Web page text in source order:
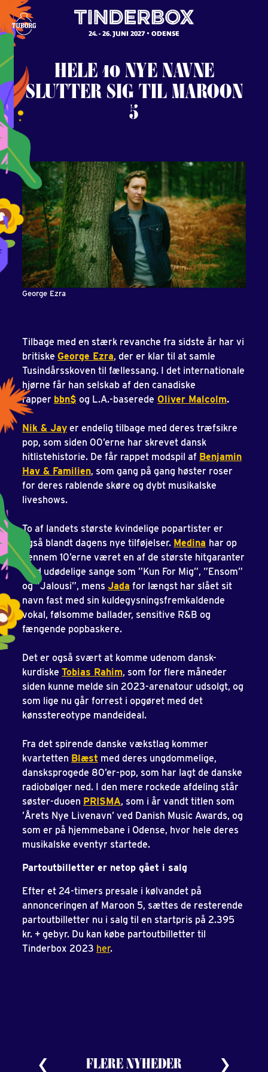
24. - 26. JUNI 2027 ODENSE
HELE10NYENAVNE
SLUTTER SIGTILMAROON
5
George Ezra
Tilbage med en stærk revanche fra sidste år har vi
britiske George Ezra, der er klar til at samle
Tusindårsskoven til fællessang. I det internationale
hjørne får han selskab af den canadiske
rapper bbn$ og L.A.-baserede Oliver Malcolm.
Nik & Jay er endelig tilbage med deres træfsikre
pop, som siden 00’erne har skrevet dansk
hitlistehistorie. De får rappet modspil af Benjamin
Hav & Familien, som gang på gang høster roser
for deres rablende skøre og dybt musikalske
liveshows.
To af landets største kvindelige popartister er
også blandt dagens nye tilføjelser. Medina har op
gennem 10’erne været en af de største hitgaranter
med udødelige sange som ”Kun For Mig”, ”Ensom”
og ”Jalousi”, mens Jada for længst har slået sit
navn fast med sin kuldegysningsfremkaldende
vokal, følsomme ballader, sensitive R&B og
fængende popbaskere.
Det er også svært at komme udenom dansk-
kurdiske Tobias Rahim, som for flere måneder
siden kunne melde sin 2023-arenatour udsolgt, og
som lige nu går forrest i opgøret med det
kønsstereotype mandeideal.
Fra det spirende danske vækstlag kommer
kvartetten Blæst med deres ungdommelige,
dansksprogede 80’er-pop, som har lagt de danske
radiobølger ned. I den mere rockede afdeling står
søster-duoen PRISMA, som i år vandt titlen som
’Årets Nye Livenavn’ ved Danish Music Awards, og
som er på hjemmebane i Odense, hvor hele deres
musikalske eventyr startede.
Partoutbilletter er netop gået i salg
Efter et 24-timers presale i kølvandet på
annonceringen af Maroon 5, sættes de resterende
partoutbilletter nu i salg til en startpris på 2.395
kr. + gebyr. Du kan købe partoutbilletter til
Tinderbox 2023 her.
FLERE NYHEDER